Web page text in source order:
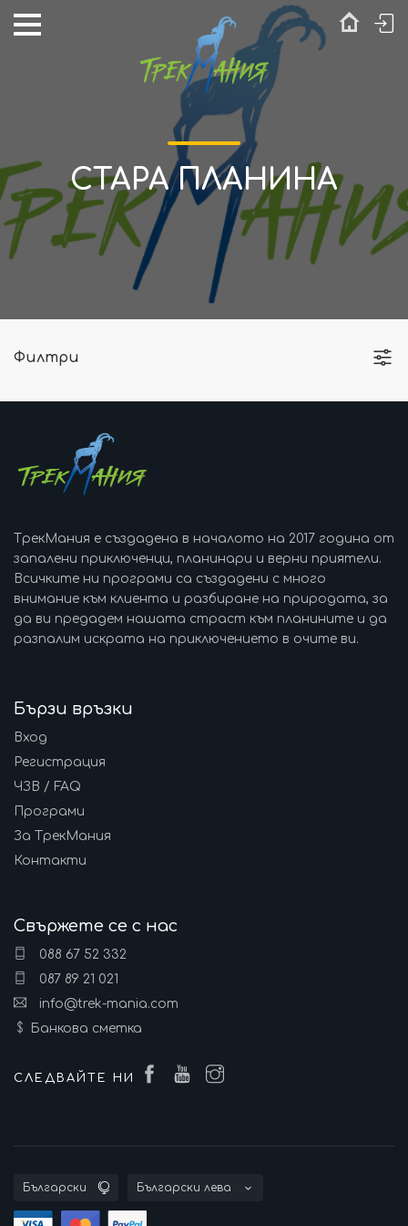
СТАРА ПЛАНИНА
Филтри
ТрекМания е създадена в началото на 2017 година от
запалени приключенци, планинари и верни приятели.
Всичките ни програми са създадени с много
внимание към клиента и разбиране на природата, за
да ви предадем нашата страст към планините и да
разпалим искрата на приключението в очите ви.
Бързи връзки
Вход
Регистрация
ЧЗВ / FAQ
Програми
За ТрекМания
Контакти
Свържете се с нас
088 67 52 332
087 89 21 021
info@trek-mania.com
Банкова сметка
СЛЕДВАЙТЕ НИ